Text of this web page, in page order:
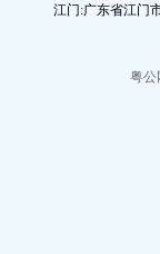
江门:广东省江门
粤公